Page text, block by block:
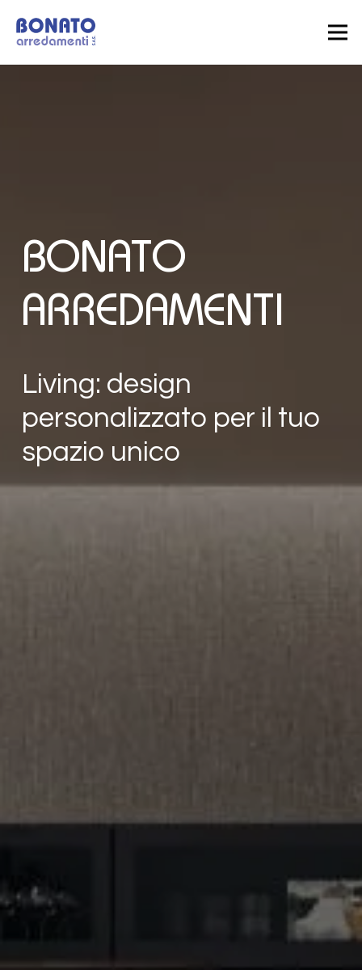
BONATO
ARREDAMENTI
Living: design
personalizzato per il tuo
spazio unico